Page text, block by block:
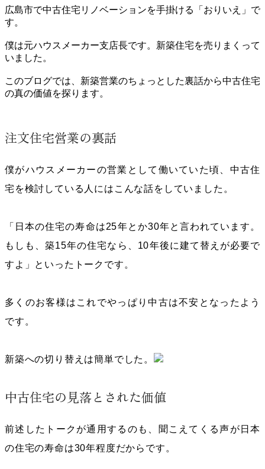
広島市で中古住宅リノベーションを手掛ける「おりいえ」で
す。
僕は元ハウスメーカー支店長です。新築住宅を売りまくって
いました。
このブログでは、新築営業のちょっとした裏話から中古住宅
の真の価値を探ります。
注文住宅営業の裏話
僕がハウスメーカーの営業として働いていた頃、中古住
宅を検討している人にはこんな話をしていました。
「日本の住宅の寿命は25年とか30年と言われています。
もしも、築15年の住宅なら、 10年後に建て替えが必要で
すよ」といったトークです。
多くのお客様はこれでやっぱり中古は不安となったよう
です。
新築への切り替えは簡単でした。
中古住宅の見落とされた価値
前述したトークが通用するのも、聞こえてくる声が日本
の住宅の寿命は30年程度だからです。